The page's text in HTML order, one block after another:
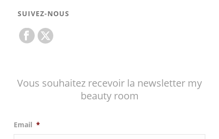
SUIVEZ-NOUS
Vous souhaitez recevoir la newsletter my
beauty room
Email *